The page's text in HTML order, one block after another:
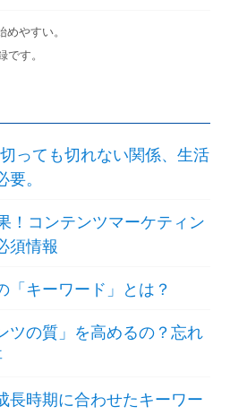
やすい。
す。
っても切れない関係、生活
。
！コンテンツマーケティン
須情報
「キーワード」とは？
ツの質」を高めるの？忘れ
長時期に合わせたキーワー